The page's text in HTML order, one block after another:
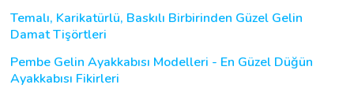
Temalı, Karikatürlü, Baskılı Birbirinden Güzel Gelin
Damat Tişörtleri
Pembe Gelin Ayakkabısı Modelleri - En Güzel Düğün
Ayakkabısı Fikirleri